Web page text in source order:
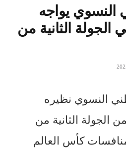
النسوي يواجه
الجولة الثانية من
النسوي نظيره
الجولة الثانية من
كأس العالم